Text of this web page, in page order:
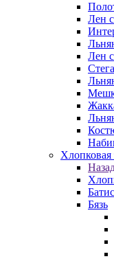
Лен
Лен
Хлопковая
Бязь